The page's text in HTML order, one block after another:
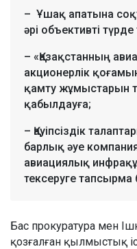
– Ұшақ апатына
әрі объективті түрде
– «Қазақстанның
акционерлік
қамту жұмыстарын
қабылдауға;
– Қауіпсіздік
барлық әуе
авиациялық
тексеруге тапсырма
Бас прокуратура мен
қозғалған қылмыстық